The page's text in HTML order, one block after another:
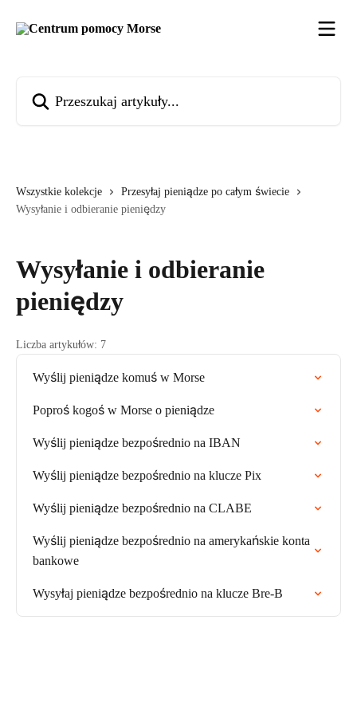
Wszystkie kolekcje
Przesyłaj pieniądze po całym świecie
Wysyłanie i odbieranie pieniędzy
Wysyłanie i odbieranie
pieniędzy
Liczba artykułów: 7
Wyślij pieniądze komuś w Morse
Poproś kogoś w Morse o pieniądze
Wyślij pieniądze bezpośrednio na IBAN
Wyślij pieniądze bezpośrednio na klucze Pix
Wyślij pieniądze bezpośrednio na CLABE
Wyślij pieniądze bezpośrednio na amerykańskie konta
bankowe
Wysyłaj pieniądze bezpośrednio na klucze Bre-B